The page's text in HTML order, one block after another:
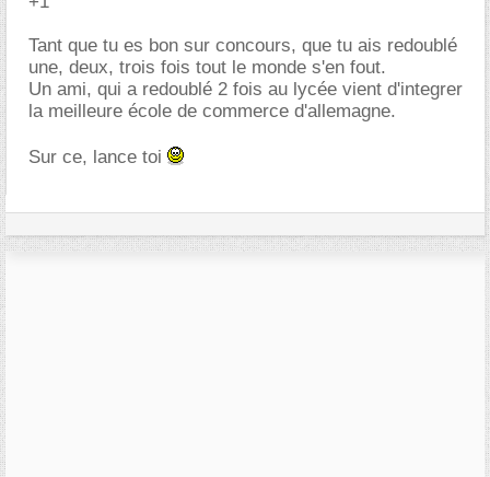
Tant que tu es bon sur concours, que tu ais redoublé
une, deux, trois fois tout le monde s'en fout.
Un ami, qui a redoublé 2 fois au lycée vient d'integrer
la meilleure école de commerce d'allemagne.
Sur ce, lance toi